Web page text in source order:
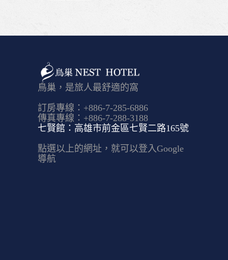
鳥巢，是旅人最舒適的窩
訂房專線：+886-7-285-6886
傳真專線：+886-7-288-3188
七賢館：高雄市前金區七賢二路165號
點選以上的網址，就可以登入Google
導航